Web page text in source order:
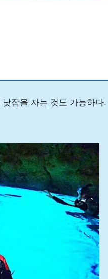
잠을 자는 것도 가능하다.